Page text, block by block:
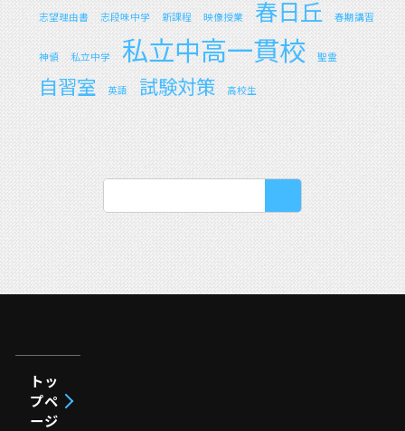
志望理由書 志段味中学 新課程 映像授業 春日丘 春期講習
神領 私立中学 私立中高一貫校 聖霊
自習室 英語 試験対策 高校生
トッ
プペ
ージ